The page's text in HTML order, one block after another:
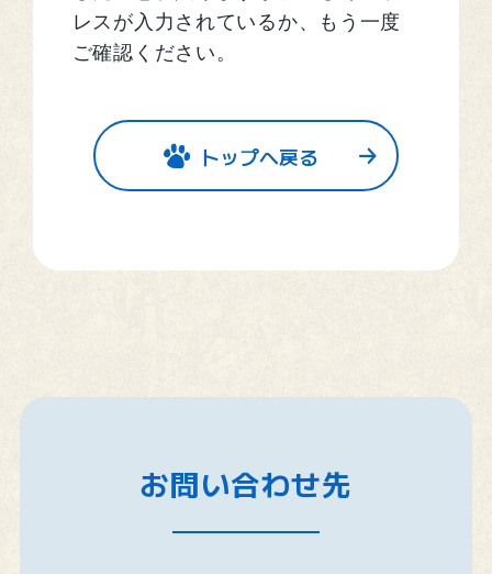
レスが入力されているか、もう一度
ご確認ください。
トップへ戻る
お問い合わせ先